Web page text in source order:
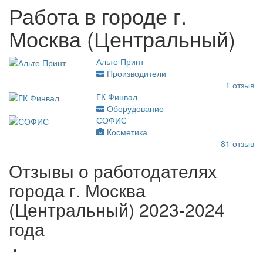
Работа в городе г.
Москва (Центральный)
Альте Принт
Производители
1 отзыв
ГК Финвал
Оборудование
СОФИС
Косметика
81 отзыв
Отзывы о работодателях
города г. Москва
(Центральный) 2023-2024
года